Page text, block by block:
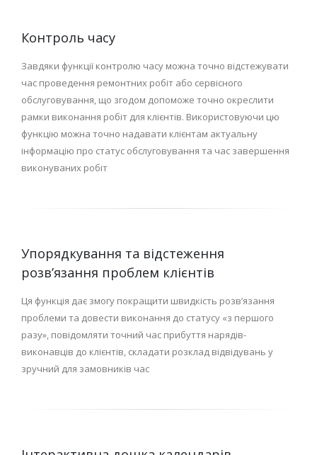
Контроль часу
Завдяки функції контролю часу можна точно відстежувати
час проведення ремонтних робіт або сервісного
обслуговування, що згодом допоможе точно окреслити
рамки виконання робіт для клієнтів. Використовуючи цю
функцію можна точно надавати клієнтам актуальну
інформацію про статус обслуговування та час завершення
виконуваних робіт
Упорядкування та відстеження
розв’язання проблем клієнтів
Ця функція дає змогу покращити швидкість розв’язання
проблеми та довести виконання до статусу «з першого
разу», повідомляти точний час прибуття нарядів-
виконавців до клієнтів, складати розклад відвідувань у
зручний для замовників час